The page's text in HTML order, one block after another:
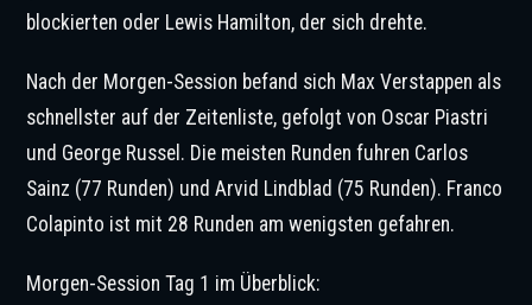
blockierten oder Lewis Hamilton, der sich drehte.
Nach der Morgen-Session befand sich Max Verstappen als
schnellster auf der Zeitenliste, gefolgt von Oscar Piastri
und George Russel. Die meisten Runden fuhren Carlos
Sainz (77 Runden) und Arvid Lindblad (75 Runden). Franco
Colapinto ist mit 28 Runden am wenigsten gefahren.
Morgen-Session Tag 1 im Überblick: